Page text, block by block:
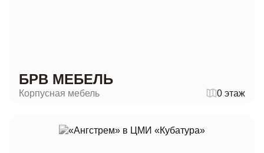
БРВ МЕБЕЛЬ
Корпусная мебель 0 этаж